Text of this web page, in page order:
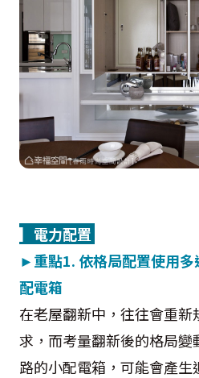
▎電力配置
►重點1. 依格局配置使用
配電箱
在老屋翻新中，往往會重
求，而考量翻新後的格局
路的小配電箱，可能會產